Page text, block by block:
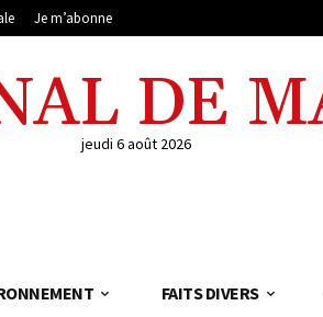
Je m’abonne
DE
jeudi 6 août 2026
FAITS DIVERS